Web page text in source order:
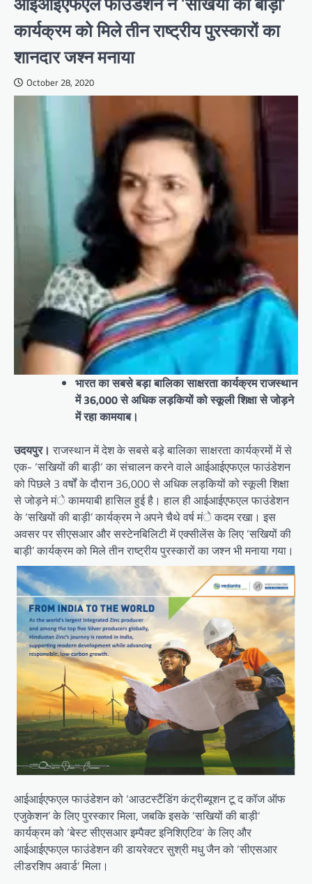
कार्यक्रम को मिले तीन राष्ट्रीय पुरस्कारों का
शानदार जश्न मनाया
October 28, 2020
भारत का सबसे बड़ा बालिका साक्षरता कार्यक्रम राजस्थान
में 36,000 से अधिक लड़कियों को स्कूली शिक्षा से जोड़ने
में रहा कामयाब।
उदयपुर। राजस्थान में देश के सबसे बड़े बालिका साक्षरता कार्यक्रमों में से
एक- ‘सखियों की बाड़ी‘ का संचालन करने वाले आईआईएफएल फाउंडेशन
को पिछले 3 वर्षों के दौरान 36,000 से अधिक लड़कियों को स्कूली शिक्षा
से जोड़ने मंे कामयाबी हासिल हुई है। हाल ही आईआईएफएल फाउंडेशन
के ‘सखियों की बाड़ी’ कार्यक्रम ने अपने चैथे वर्ष मंे कदम रखा। इस
अवसर पर सीएसआर और सस्टेनबिलिटी में एक्सीलेंस के लिए ‘सखियों की
बाड़ी’ कार्यक्रम को मिले तीन राष्ट्रीय पुरस्कारों का जश्न भी मनाया गया।
आईआईएफएल फाउंडेशन को ‘आउटस्टैंडिंग कंट्रीब्यूशन टू द कॉज ऑफ
एजुकेशन’ के लिए पुरस्कार मिला, जबकि इसके ‘सखियों की बाड़ी‘
कार्यक्रम को ‘बेस्ट सीएसआर इम्पैक्ट इनिशिएटिव‘ के लिए और
आईआईएफएल फाउंडेशन की डायरेक्टर सुश्री मधु जैन को ‘सीएसआर
लीडरशिप अवार्ड’ मिला।